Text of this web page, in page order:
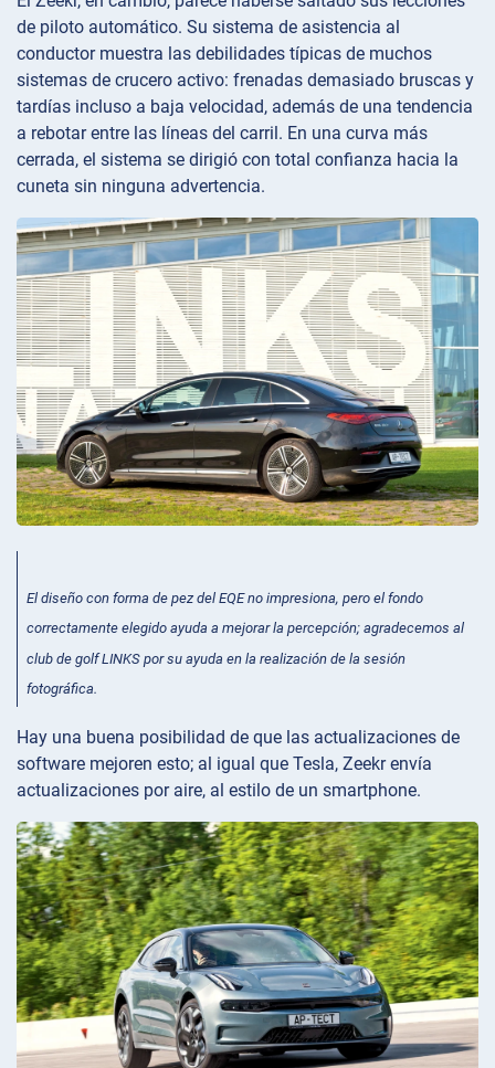
de piloto automático. Su sistema de asistencia al
conductor muestra las debilidades típicas de muchos
sistemas de crucero activo: frenadas demasiado bruscas y
tardías incluso a baja velocidad, además de una tendencia
a rebotar entre las líneas del carril. En una curva más
cerrada, el sistema se dirigió con total confianza hacia la
cuneta sin ninguna advertencia.
El diseño con forma de pez del EQE no impresiona, pero el fondo
correctamente elegido ayuda a mejorar la percepción; agradecemos al
club de golf LINKS por su ayuda en la realización de la sesión
fotográfica.
Hay una buena posibilidad de que las actualizaciones de
software mejoren esto; al igual que Tesla, Zeekr envía
actualizaciones por aire, al estilo de un smartphone.